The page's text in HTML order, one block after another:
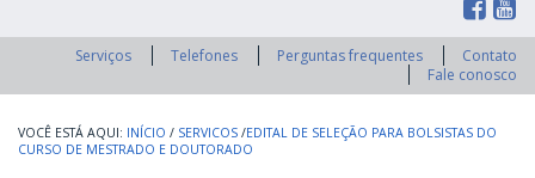
Serviços Telefones Perguntas frequentes
Contato
Fale conosco
INÍCIO / SERVICOS /​EDITAL DE SELEÇÃO PARA BOLSISTAS DO
CURSO DE MESTRADO E DOUTORADO